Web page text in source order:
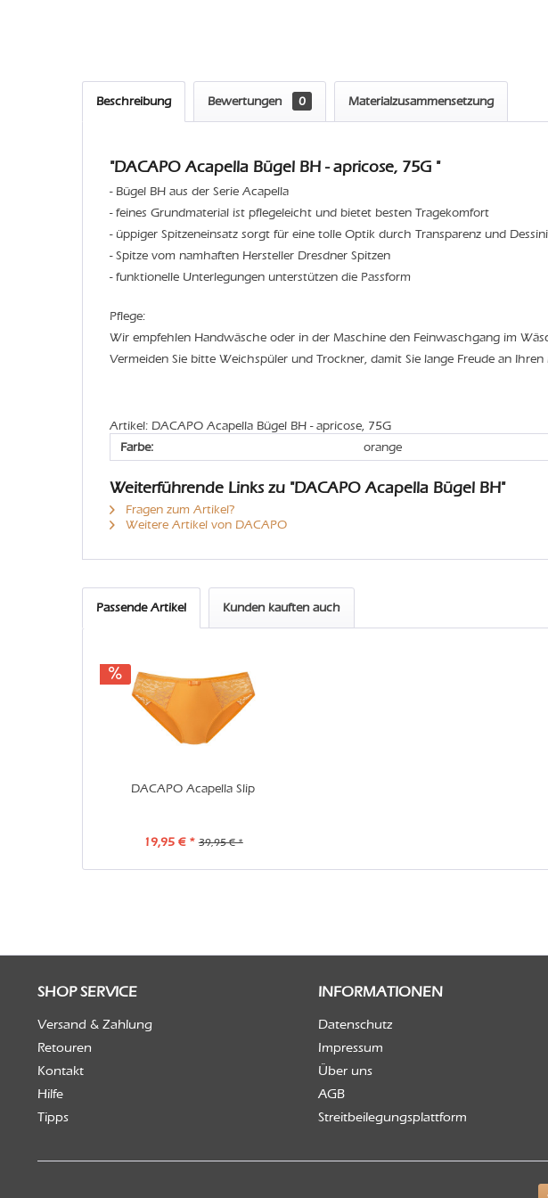
Beschreibung Bewertungen 0 Materialzusammensetzung
"DACAPO Acapella Bügel BH - apricose, 75G "
- Bügel BH aus der Serie Acapella
- feines Grundmaterial ist pflegeleicht und bietet besten Tragekomfort
- üppiger Spitzeneinsatz sorgt für eine tolle Optik durch Transparenz und
- Spitze vom namhaften Hersteller Dresdner Spitzen
- funktionelle Unterlegungen unterstützen die Passform
Pflege:
Wir empfehlen Handwäsche oder in der Maschine den Feinwaschgang im
Vermeiden Sie bitte Weichspüler und Trockner, damit Sie lange Freude an Ihren
Artikel: DACAPO Acapella Bügel BH - apricose, 75G
Farbe:
orange
Weiterführende Links zu "DACAPO Acapella Bügel BH"
Fragen zum Artikel?
Weitere Artikel von DACAPO
Passende Artikel Kunden kauften auch
DACAPO Acapella Slip
19,95 € * 39,95 € *
SHOP SERVICE
Versand & Zahlung
Retouren
Kontakt
Hilfe
Tipps
INFORMATIONEN
Datenschutz
Impressum
Über uns
AGB
Streitbeilegungsplattform